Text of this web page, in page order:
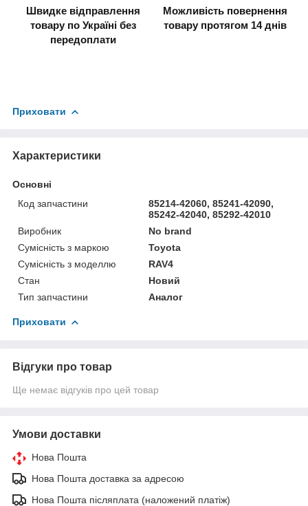
Швидке відправлення
товару по Україні без
передоплати
Можливість повернення
товару протягом 14 днів
Приховати
Характеристики
Основні
Код запчастини
85214-42060, 85241-42090,
85242-42040, 85292-42010
Виробник
No brand
Сумісність з маркою
Toyota
Сумісність з моделлю
RAV4
Стан
Новий
Тип запчастини
Аналог
Приховати
Відгуки про товар
Ще немає відгуків про цей товар
Умови доставки
Нова Пошта
Нова Пошта доставка за адресою
Нова Пошта післяплата (наложений платіж)